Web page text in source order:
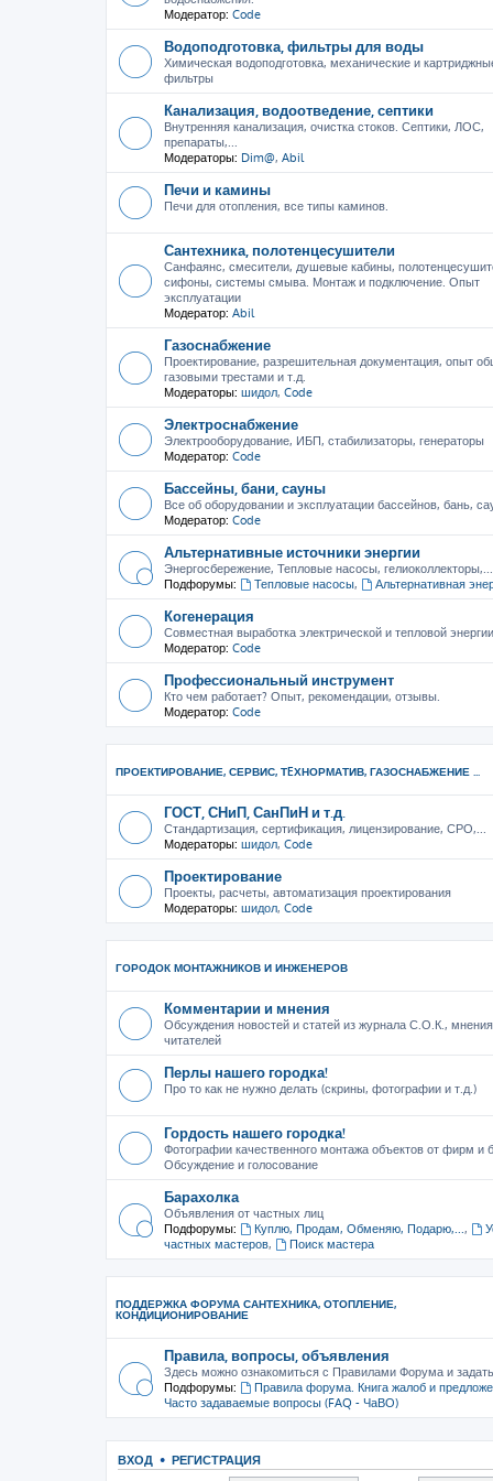
Модератор: Code
Водоподготовка, фильтры для воды
Химическая водоподготовка, механические и
фильтры
Канализация, водоотведение, септики
Внутренняя канализация, очистка стоков. Септики, ЛОС,
препараты,...
Модераторы: Dim@, Abil
Печи и камины
Печи для отопления, все типы каминов.
Сантехника, полотенцесушители
Санфаянс, смесители, душевые кабины,
сифоны, системы смыва. Монтаж и подключение. Опыт
эксплуатации
Модератор: Abil
Газоснабжение
Проектирование, разрешительная документация, опыт
газовыми трестами и т.д.
Модераторы: шидол, Code
Электроснабжение
Электрооборудование, ИБП, стабилизаторы, генераторы
Модератор: Code
Бассейны, бани, сауны
Все об оборудовании и эксплуатации бассейнов, бань,
Модератор: Code
Альтернативные источники энергии
Энергосбережение, Тепловые насосы, гелиоколлекторы,...
Подфорумы:
Тепловые насосы, Альтернативная
Когенерация
Совместная выработка электрической и тепловой энергии
Модератор: Code
Профессиональный инструмент
Кто чем работает? Опыт, рекомендации, отзывы.
Модератор: Code
ПРОЕКТИРОВАНИЕ, СЕРВИС, ТEХНОРМАТИВ, ГАЗОСНАБЖЕНИЕ ...
ГОСТ, СНиП, СанПиН и т.д.
Стандартизация, сертификация, лицензирование, СРО,...
Модераторы: шидол, Code
Проектирование
Проекты, расчеты, автоматизация проектирования
Модераторы: шидол, Code
ГОРОДОК МОНТАЖНИКОВ И ИНЖЕНЕРОВ
Комментарии и мнения
Обсуждения новостей и статей из журнала С.О.К., мнения
читателей
Перлы нашего городка!
Про то как не нужно делать (скрины, фотографии и т.д.)
Гордость нашего городка!
Фотографии качественного монтажа объектов от фирм и
Обсуждение и голосование
Барахолка
Объявления от частных лиц
Подфорумы:
Куплю, Продам, Обменяю, Подарю,...,
частных мастеров, Поиск мастера
ПОДДЕРЖКА ФОРУМА САНТЕХНИКА, ОТОПЛЕНИЕ,
КОНДИЦИОНИРОВАНИЕ
Правила, вопросы, объявления
Здесь можно ознакомиться с Правилами Форума и
Подфорумы:
Правила форума. Книга жалоб и
Часто задаваемые вопросы (FAQ - ЧаВО)
ВХОД • РЕГИСТРАЦИЯ